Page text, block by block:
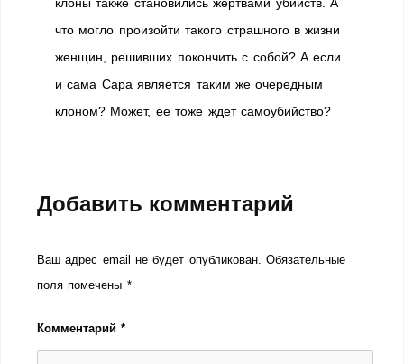
что могло произойти такого страшного в жизни
женщин, решивших покончить с собой? А если
и сама Сара является таким же очередным
клоном? Может, ее тоже ждет самоубийство?
Добавить комментарий
Ваш адрес email не будет опубликован. Обязательные
поля помечены *
Комментарий*